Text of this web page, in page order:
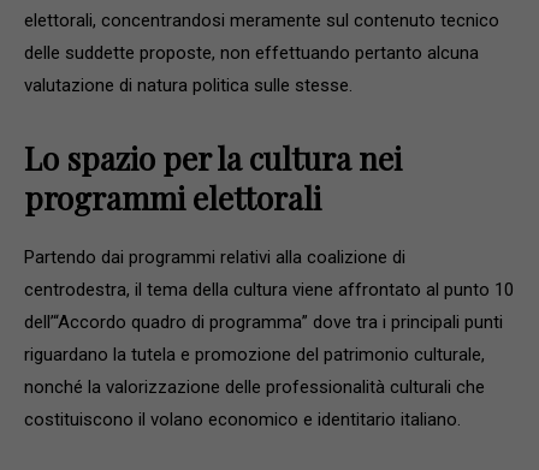
elettorali, concentrandosi meramente sul contenuto tecnico
delle suddette proposte, non effettuando pertanto alcuna
valutazione di natura politica sulle stesse.
Lo spazio per la cultura nei
programmi elettorali
Partendo dai programmi relativi alla coalizione di
centrodestra, il tema della cultura viene affrontato al punto 10
dell’“Accordo quadro di programma” dove tra i principali punti
riguardano la tutela e promozione del patrimonio culturale,
nonché la valorizzazione delle professionalità culturali che
costituiscono il volano economico e identitario italiano.